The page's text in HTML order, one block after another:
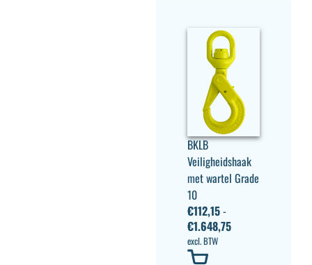
BKLB
Veiligheidshaak
met wartel Grade
10
€112,15-
€1.648,75
excl. BTW